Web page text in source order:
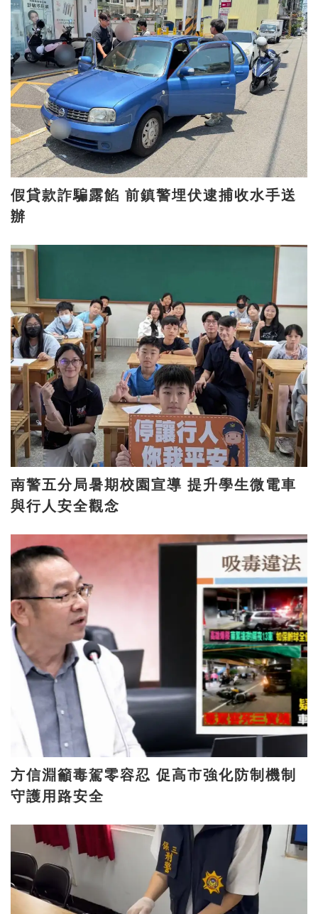
假貸款詐騙露餡 前鎮警埋伏逮捕收水手送
辦
南警五分局暑期校園宣導 提升學生微電車
與行人安全觀念
方信淵籲毒駕零容忍 促高市強化防制機制
守護用路安全